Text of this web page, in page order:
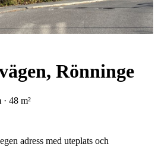
Rönninge
48 m²
adress med uteplats och